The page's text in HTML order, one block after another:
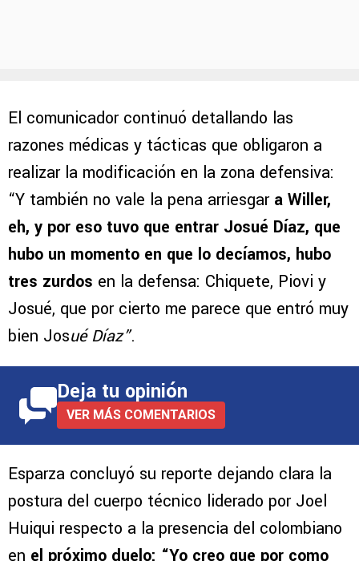
El comunicador continuó detallando las
razones médicas y tácticas que obligaron a
realizar la modificación en la zona defensiva:
“Y también no vale la pena arriesgar a Willer,
eh, y por eso tuvo que entrar Josué Díaz, que
hubo un momento en que lo decíamos, hubo
Josué, que por cierto me parece que entró muy
bien Josué Díaz”.
Deja tu opinión
VER MÁS COMENTARIOS
Esparza concluyó su reporte dejando clara la